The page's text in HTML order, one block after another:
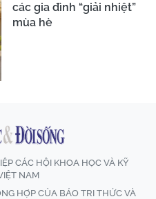
các gia đình “giải nhiệt”
mùa hè
CÁC HỘI KHOA HỌC VÀ KỸ
NAM
HỢP CỦA BÁO TRI THỨC VÀ